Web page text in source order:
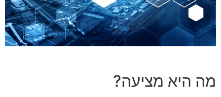
מה היא מציעה?